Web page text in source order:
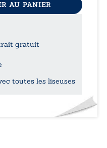
AU PANIER
gratuit
toutes les liseuses